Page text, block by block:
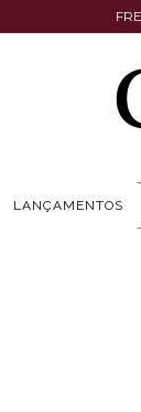
LANÇAMENTOS